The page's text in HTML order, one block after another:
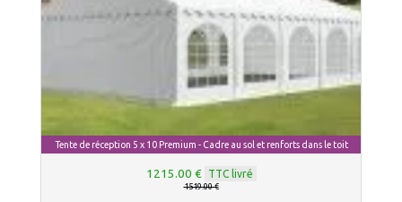
Tente de réception 5 x 10 Premium - Cadre au sol et renforts dans le toit
1215.00 € TTC livré
1519.00 €